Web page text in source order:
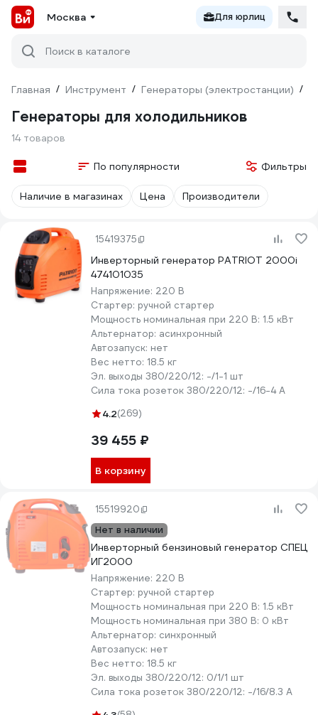
Москва Для юрлиц
Поиск в каталоге
Главная / Инструмент / Генераторы (электростанции) /
Генераторы для холодильников
14 товаров
По популярности Фильтры
Наличие в магазинах Цена Производители
15419375
Инверторный генератор PATRIOT 2000i
474101035
Напряжение: 220 В
Стартер: ручной стартер
Мощность номинальная при 220 В: 1.5 кВт
Альтернатор: асинхронный
Автозапуск: нет
Вес нетто: 18.5 кг
Эл. выходы 380/220/12: -/1-1 шт
Сила тока розеток 380/220/12: -/16-4 А
4.2(269)
39 455 ₽
В корзину
15519920
Нет в наличии
Инверторный бензиновый генератор СПЕЦ
ИГ2000
Напряжение: 220 В
Стартер: ручной стартер
Мощность номинальная при 220 В: 1.5 кВт
Мощность номинальная при 380 В: 0 кВт
Альтернатор: синхронный
Автозапуск: нет
Вес нетто: 18.5 кг
Эл. выходы 380/220/12: 0/1/1 шт
Сила тока розеток 380/220/12: -/16/8.3 А